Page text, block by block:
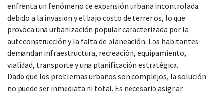
enfrenta un fenómeno de expansión urbana incontrolada
debido a la invasión y el bajo costo de terrenos, lo que
provoca una urbanización popular caracterizada por la
autoconstrucción y la falta de planeación. Los habitantes
demandan infraestructura, recreación, equipamiento,
vialidad, transporte y una planificación estratégica.
Dado que los problemas urbanos son complejos, la solución
no puede ser inmediata ni total. Es necesario asignar